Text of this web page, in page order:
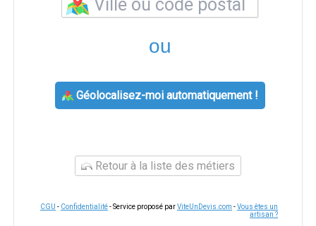
ou
Géolocalisez-moi automatiquement !
Retour à la liste des métiers
CGU - Confidentialité- Service proposé parViteUnDevis.com -Vous êtes un
artisan ?